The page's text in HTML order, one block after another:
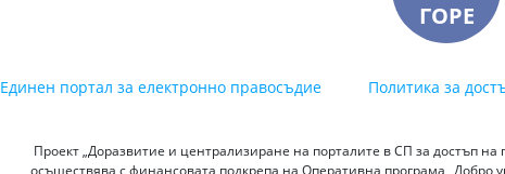
ГОРЕ
Единен портал за електронно правосъдие Политика за
Проект „Доразвитие и централизиране на порталите в СП за достъп